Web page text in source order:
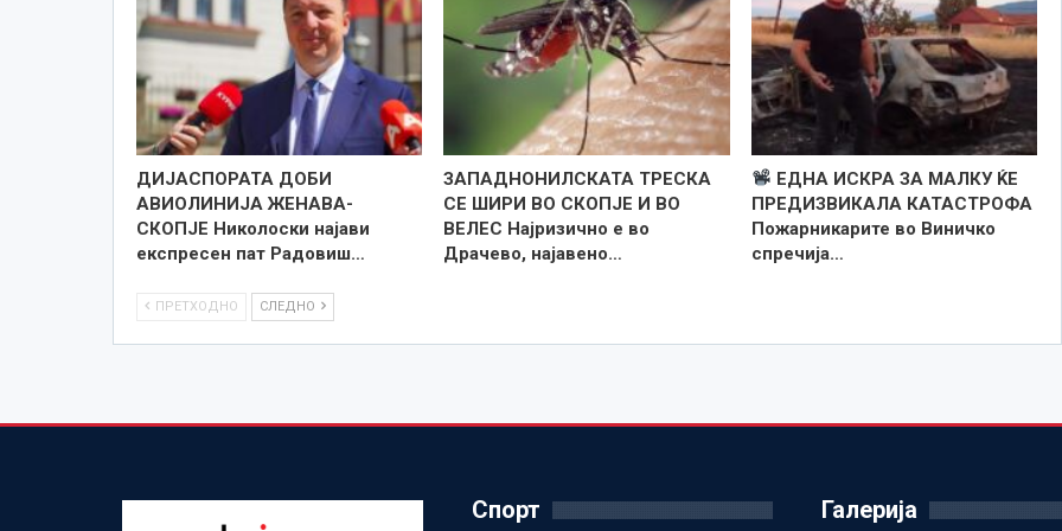
ДИЈАСПОРАТА ДОБИ
АВИОЛИНИЈА ЖЕНАВА-
СКОПЈЕ Николоски најави
експресен пат Радовиш…
ЗАПАДНОНИЛСКАТА ТРЕСКА
СЕ ШИРИ ВО СКОПЈЕ И ВО
ВЕЛЕС Најризично е во
Драчево, најавено…
ЕДНА ИСКРА ЗА МАЛКУ ЌЕ
ПРЕДИЗВИКАЛА КАТАСТРОФА
Пожарникарите во Виничко
спречија…
ПРЕТХОДНО СЛЕДНО
Спорт Галерија